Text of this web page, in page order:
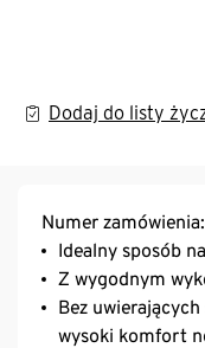
Dodaj do listy
Numer
Idealny sposób
Z wygodnym
Bez
wysoki komfort